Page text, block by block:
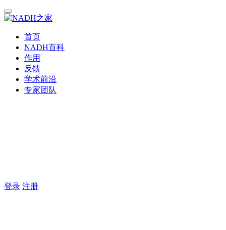
首页
NADH百科
作用
反馈
学术前沿
专家团队
登录 注册